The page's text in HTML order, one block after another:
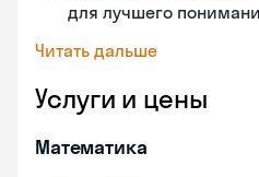
для лучшего
Читать дальше
Услуги и цены
Математика